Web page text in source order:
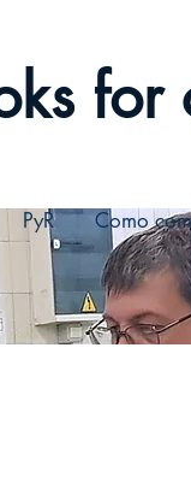
for
PyR Como